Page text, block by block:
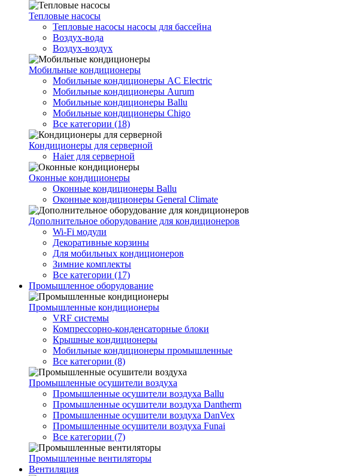
Тепловые насосы
Тепловые насосы насосы для бассейна
Воздух-вода
Воздух-воздух
Мобильные кондиционеры
Мобильные кондиционеры AC Electric
Мобильные кондиционеры Aurum
Мобильные кондиционеры Ballu
Мобильные кондиционеры Chigo
Все категории (18)
Кондиционеры для серверной
Haier для серверной
Оконные кондиционеры
Оконные кондиционеры Ballu
Оконные кондиционеры General Climate
Дополнительное оборудование для кондиционеров
Wi-Fi модули
Декоративные корзины
Для мобильных кондиционеров
Зимние комплекты
Все категории (17)
Промышленное оборудование
Промышленные кондиционеры
VRF системы
Компрессорно-конденсаторные блоки
Крышные кондиционеры
Мобильные кондиционеры промышленные
Все категории (8)
Промышленные осушители воздуха
Промышленные осушители воздуха Ballu
Промышленные осушители воздуха Dantherm
Промышленные осушители воздуха DanVex
Промышленные осушители воздуха Funai
Все категории (7)
Промышленные вентиляторы
Вентиляция